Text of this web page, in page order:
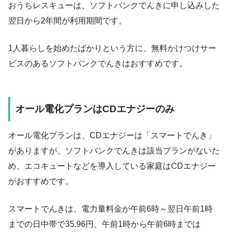
おうちレスキューは、ソフトバンクでんきに申し込みした
翌日から2年間が利用期間です。
1人暮らしを始めたばかりという方に、無料かけつけサー
ビスのあるソフトバンクでんきはおすすめです。
オール電化プランはCDエナジーのみ
オール電化プランは、CDエナジーは「スマートでんき」
がありますが、ソフトバンクでんきは該当プランがないた
め、エコキュートなどを導入している家庭はCDエナジー
がおすすめです。
スマートでんきは、電力量料金が午前6時～翌日午前1時
までの日中帯で35.96円、午前1時から午前6時までは